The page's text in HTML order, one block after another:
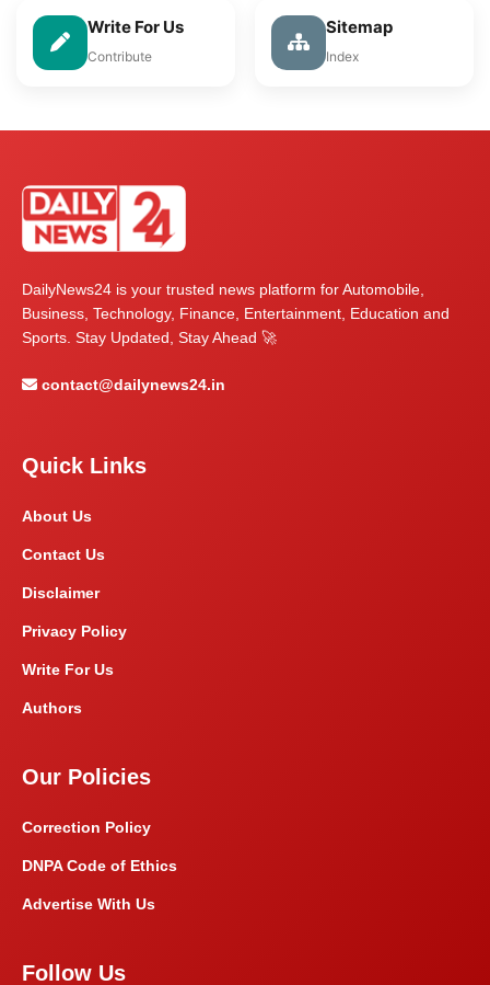
Write For Us
Contribute
Sitemap
Index
DailyNews24 is your trusted news platform for Automobile,
Business, Technology, Finance, Entertainment, Education and
Sports. Stay Updated, Stay Ahead 🚀
contact@dailynews24.in
Quick Links
About Us
Contact Us
Disclaimer
Privacy Policy
Write For Us
Authors
Our Policies
Correction Policy
DNPA Code of Ethics
Advertise With Us
Follow Us